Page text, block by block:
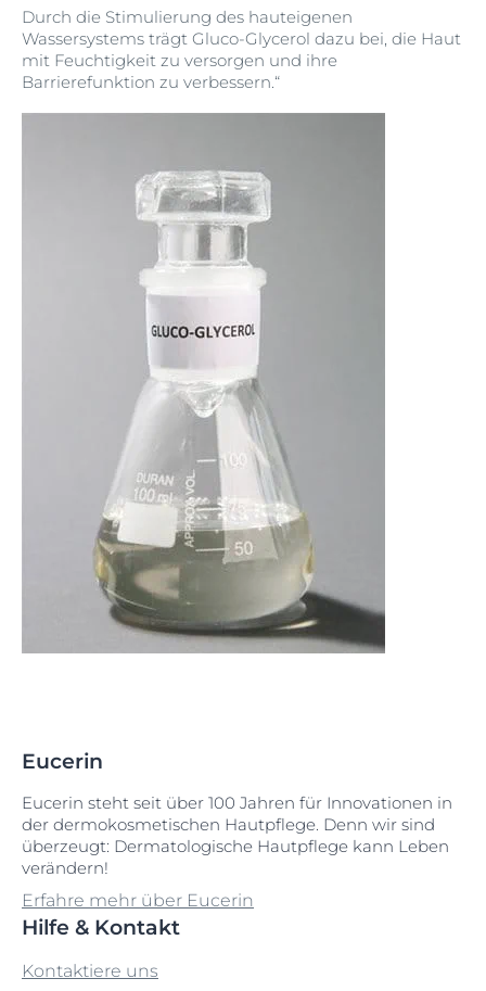
Durch die Stimulierung des hauteigenen
Wassersystems trägt Gluco-Glycerol dazu bei, die Haut
mit Feuchtigkeit zu versorgen und ihre
Barrierefunktion zu verbessern.“
Eucerin
Eucerin steht seit über 100 Jahren für Innovationen in
der dermokosmetischen Hautpflege. Denn wir sind
überzeugt: Dermatologische Hautpflege kann Leben
verändern!
Erfahre mehr über Eucerin
Hilfe & Kontakt
Kontaktiere uns